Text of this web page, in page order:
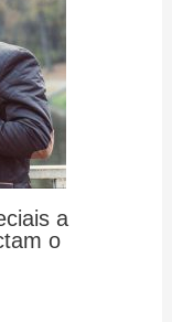
a
o